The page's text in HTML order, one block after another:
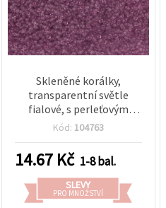
Skleněné korálky,
transparentní světle
fialové, s perleťovým
leskem, 2 mm, 50 g
Kód: 104763
14.67 Kč 1-8 bal.
SLEVY
PRO MNOŽSTVÍ